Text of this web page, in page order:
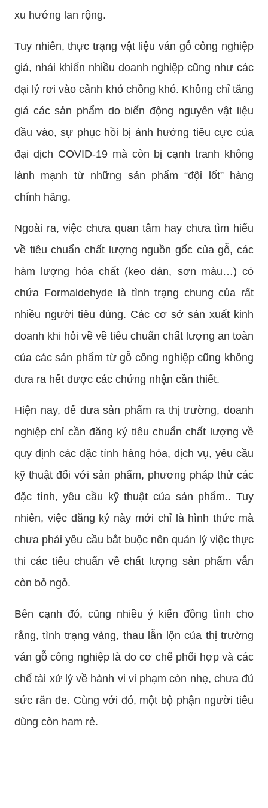
xu hướng lan rộng.
Tuy nhiên, thực trạng vật liệu ván gỗ công nghiệp
giả, nhái khiến nhiều doanh nghiệp cũng như các
đại lý rơi vào cảnh khó chồng khó. Không chỉ tăng
giá các sản phẩm do biến động nguyên vật liệu
đầu vào, sự phục hồi bị ảnh hưởng tiêu cực của
đại dịch COVID-19 mà còn bị cạnh tranh không
lành mạnh từ những sản phẩm “đội lốt” hàng
chính hãng.
Ngoài ra, việc chưa quan tâm hay chưa tìm hiểu
về tiêu chuẩn chất lượng nguồn gốc của gỗ, các
hàm lượng hóa chất (keo dán, sơn màu…) có
chứa Formaldehyde là tình trạng chung của rất
nhiều người tiêu dùng. Các cơ sở sản xuất kinh
doanh khi hỏi về về tiêu chuẩn chất lượng an toàn
của các sản phẩm từ gỗ công nghiệp cũng không
đưa ra hết được các chứng nhận cần thiết.
Hiện nay, để đưa sản phẩm ra thị trường, doanh
nghiệp chỉ cần đăng ký tiêu chuẩn chất lượng về
quy định các đặc tính hàng hóa, dịch vụ, yêu cầu
kỹ thuật đối với sản phẩm, phương pháp thử các
đặc tính, yêu cầu kỹ thuật của sản phẩm.. Tuy
nhiên, việc đăng ký này mới chỉ là hình thức mà
chưa phải yêu cầu bắt buộc nên quản lý việc thực
thi các tiêu chuẩn về chất lượng sản phẩm vẫn
còn bỏ ngỏ.
Bên cạnh đó, cũng nhiều ý kiến đồng tình cho
rằng, tình trạng vàng, thau lẫn lộn của thị trường
ván gỗ công nghiệp là do cơ chế phối hợp và các
chế tài xử lý về hành vi vi phạm còn nhẹ, chưa đủ
sức răn đe. Cùng với đó, một bộ phận người tiêu
dùng còn ham rẻ.